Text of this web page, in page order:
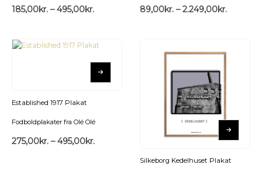
185,00kr. – 495,00kr. 89,00kr. – 2.249,00kr.
Established 1917 Plakat
Fodboldplakater fra Olé Olé
275,00kr. – 495,00kr.
Silkeborg Kedelhuset Plakat